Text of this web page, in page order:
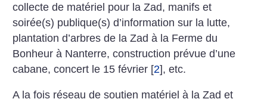
collecte de matériel pour la Zad, manifs et
soirée(s) publique(s) d’information sur la lutte,
plantation d’arbres de la Zad à la Ferme du
Bonheur à Nanterre, construction prévue d’une
cabane, concert le 15 février [2], etc.
A la fois réseau de soutien matériel à la Zad et